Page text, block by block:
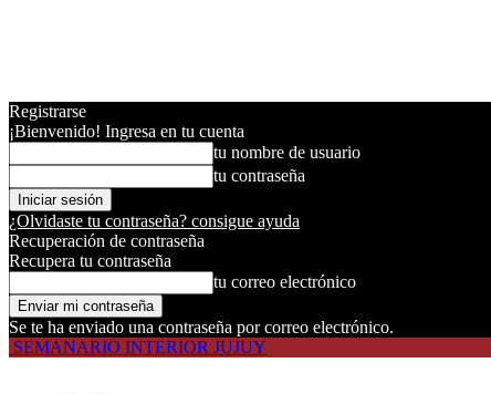
Registrarse
¡Bienvenido! Ingresa en tu cuenta
tu nombre de usuario
tu contraseña
¿Olvidaste tu contraseña? consigue ayuda
Recuperación de contraseña
Recupera tu contraseña
tu correo electrónico
Se te ha enviado una contraseña por correo electrónico.
SEMANARIO INTERIOR JUJUY